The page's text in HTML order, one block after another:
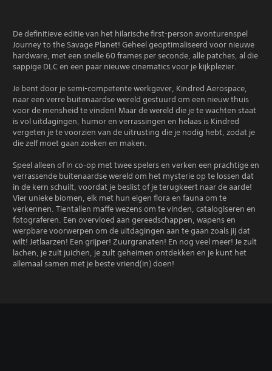
De definitieve editie van het hilarische first-person avonturenspel
Journey to the Savage Planet! Geheel geoptimaliseerd voor nieuwe
hardware, met een snelle 60 frames per seconde, alle patches, al die
sappige DLC en een paar nieuwe cinematics voor je kijkplezier.
Je bent door je semi-competente werkgever, Kindred Aerospace,
naar een verre buitenaardse wereld gestuurd om een nieuw thuis
voor de mensheid te vinden! Maar de wereld die je te wachten staat
is vol uitdagingen, humor en verrassingen en helaas is Kindred
vergeten je te voorzien van de uitrusting die je nodig hebt, zodat je
die zelf moet gaan zoeken en maken.
Speel alleen of in co-op met twee spelers en verken een prachtige en
verrassende buitenaardse wereld om het mysterie op te lossen dat
in de kern schuilt, voordat je beslist of je terugkeert naar de aarde!
Vier unieke biomen, elk met hun eigen flora en fauna om te
verkennen. Tientallen maffe wezens om te vinden, catalogiseren en
fotograferen. Een overvloed aan gereedschappen, wapens en
werpbare voorwerpen om de uitdagingen aan te gaan zoals jij dat
wilt! Jetlaarzen! Een grijper! Zuurgranaten! En nog veel meer! Je zult
lachen, je zult juichen, je zult geheimen ontdekken en je kunt het
allemaal samen met je beste vriend(in) doen!